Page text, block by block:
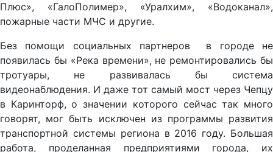
Плюс», «ГалоПолимер», «Уралхим», «Водоканал»,
пожарные части МЧС и другие.
Без помощи социальных партнеров в городе не
появилась бы «Река времени», не ремонтировались бы
тротуары, не развивалась бы система
видеонаблюдения. И даже тот самый мост через Чепцу
в Каринторф, о значении которого сейчас так много
говорят, мог быть исключен из программы развития
транспортной системы региона в 2016 году. Большая
работа, проделанная предприятиями города, их